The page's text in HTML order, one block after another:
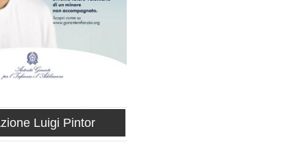
Luigi Pintor